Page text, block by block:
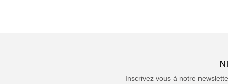
Inscrivez vous à notre